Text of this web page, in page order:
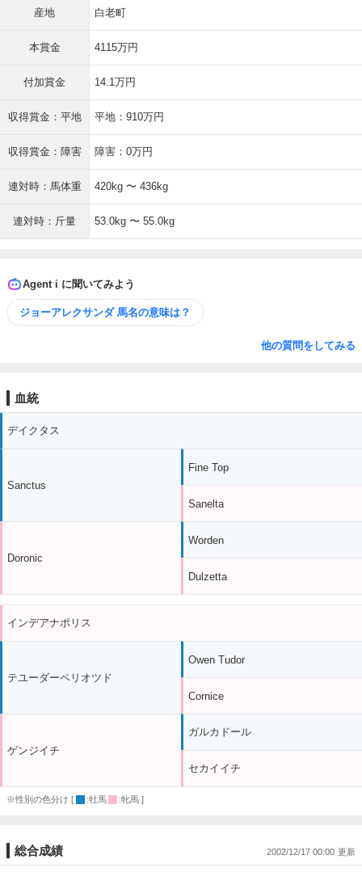
産地 白老町
本賞金 4115万円
付加賞金 14.1万円
収得賞金：平地 平地：910万円
収得賞金：障害 障害：0万円
連対時：馬体重 420kg 〜 436kg
連対時：斤量 53.0kg 〜 55.0kg
Agent i に聞いてみよう
ジョーアレクサンダ 馬名の意味は？
他の質問をしてみる
血統
デイクタス
Sanctus
Doronic
Fine Top
Sanelta
Worden
Dulzetta
インデアナポリス
テユーダーペリオツド
ゲンジイチ
Owen Tudor
Cornice
ガルカドール
セカイイチ
※性別の色分け [ :牡馬 :牝馬 ]
総合成績 2002/12/17 00:00